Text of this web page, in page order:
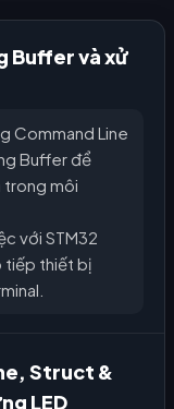
Buffer và xử
Command Line
Buffer để
trong môi
với STM32
tiếp thiết bị
Struct &
LED